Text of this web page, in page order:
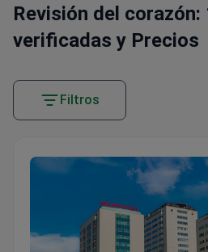
Revisión del
verificadas y Precios
Filtros